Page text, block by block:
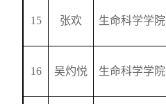
15 张欢 生命科学学院
16 吴灼悦 生命科学学院